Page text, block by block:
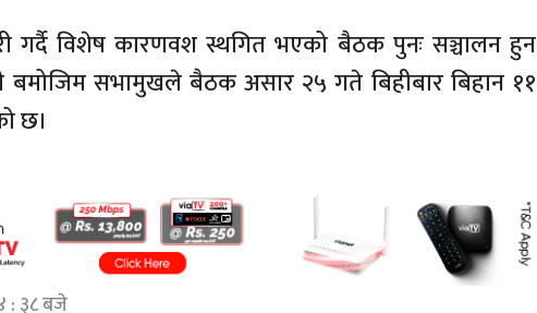
विशेष कारणवश स्थगित भएको बैठक पुनः सञ्चालन हुन
बमोजिम सभामुखले बैठक असार २५ गते बिहीबार बिहान ११
छ।
: ३८ बजे